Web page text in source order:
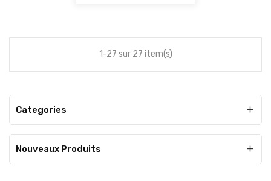
1-27 sur 27 item(s)
Categories 
Nouveaux Produits 